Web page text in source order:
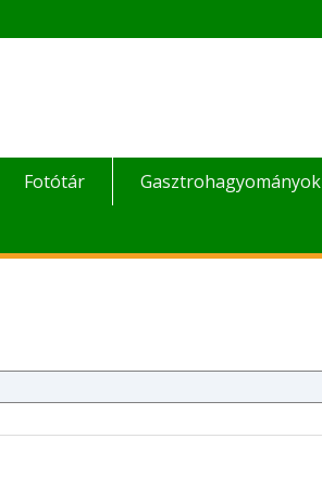
Fotótár Gasztrohagyományok